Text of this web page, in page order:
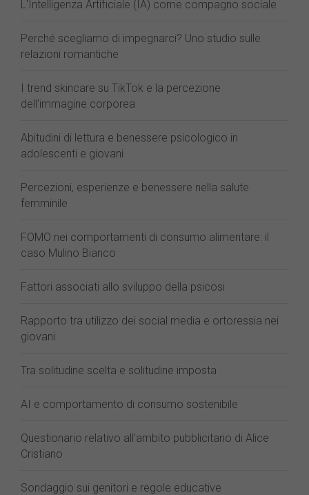
L'Intelligenza Artificiale (IA) come compagno sociale
Perché scegliamo di impegnarci? Uno studio sulle
relazioni romantiche
I trend skincare su TikTok e la percezione
dell'immagine corporea
Abitudini di lettura e benessere psicologico in
adolescenti e giovani
Percezioni, esperienze e benessere nella salute
femminile
FOMO nei comportamenti di consumo alimentare: il
caso Mulino Bianco
Fattori associati allo sviluppo della psicosi
Rapporto tra utilizzo dei social media e ortoressia nei
giovani
Tra solitudine scelta e solitudine imposta
AI e comportamento di consumo sostenibile
Questionario relativo all'ambito pubblicitario di Alice
Cristiano
Sondaggio sui genitori e regole educative